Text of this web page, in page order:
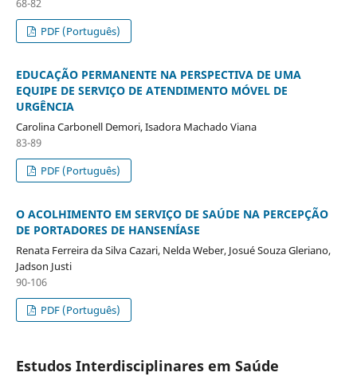
68-82
PDF (Português)
EDUCAÇÃO PERMANENTE NA PERSPECTIVA DE UMA
EQUIPE DE SERVIÇO DE ATENDIMENTO MÓVEL DE
URGÊNCIA
Carolina Carbonell Demori, Isadora Machado Viana
83-89
PDF (Português)
O ACOLHIMENTO EM SERVIÇO DE SAÚDE NA PERCEPÇÃO
DE PORTADORES DE HANSENÍASE
Renata Ferreira da Silva Cazari, Nelda Weber, Josué Souza Gleriano,
Jadson Justi
90-106
PDF (Português)
Estudos Interdisciplinares em Saúde